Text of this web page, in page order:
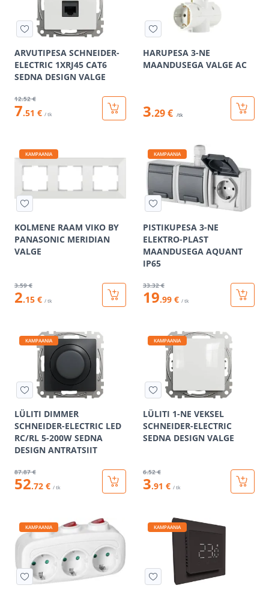
ARVUTIPESA SCHNEIDER-
ELECTRIC 1XRJ45 CAT6
SEDNA DESIGN VALGE
12.52 €
7.51 € / tk
HARUPESA 3-NE
MAANDUSEGA VALGE AC
3.29 € /tk
KAMPAANIA
KOLMENE RAAM VIKO BY
PANASONIC MERIDIAN
VALGE
3.59 €
2.15 € / tk
KAMPAANIA
PISTIKUPESA 3-NE
ELEKTRO-PLAST
MAANDUSEGA AQUANT
IP65
33.32 €
19.99 € / tk
KAMPAANIA
LÜLITI DIMMER
SCHNEIDER-ELECTRIC LED
RC/RL 5-200W SEDNA
DESIGN ANTRATSIIT
87.87 €
52.72 € / tk
KAMPAANIA
LÜLITI 1-NE VEKSEL
SCHNEIDER-ELECTRIC
SEDNA DESIGN VALGE
6.52 €
3.91 € / tk
KAMPAANIA KAMPAANIA